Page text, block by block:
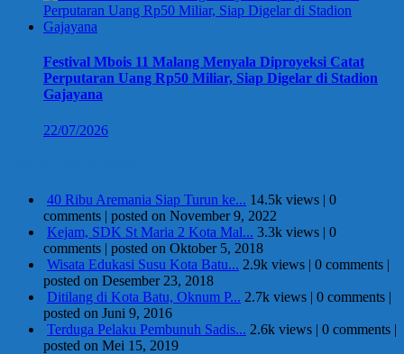
Festival Mbois 11 Malang Menyala Diproyeksi Catat
Perputaran Uang Rp50 Miliar, Siap Digelar di Stadion
Gajayana
22/07/2026
40 Ribu Aremania Siap Turun ke... 14.5k views | 0
comments | posted on November 9, 2022
Kejam, SDK St Maria 2 Kota Mal... 3.3k views | 0
comments | posted on Oktober 5, 2018
Wisata Edukasi Susu Kota Batu... 2.9k views | 0 comments |
posted on Desember 23, 2018
Ditilang di Kota Batu, Oknum P... 2.7k views | 0 comments |
posted on Juni 9, 2016
Terduga Pelaku Pembunuh Sadis... 2.6k views | 0 comments |
posted on Mei 15, 2019